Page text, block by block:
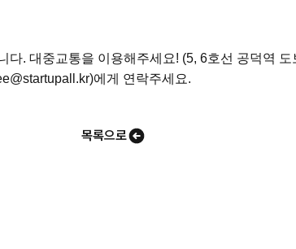
다. 대중교통을 이용해주세요! (5, 6호선 공덕역 도
에게 연락주세요.
목록으로